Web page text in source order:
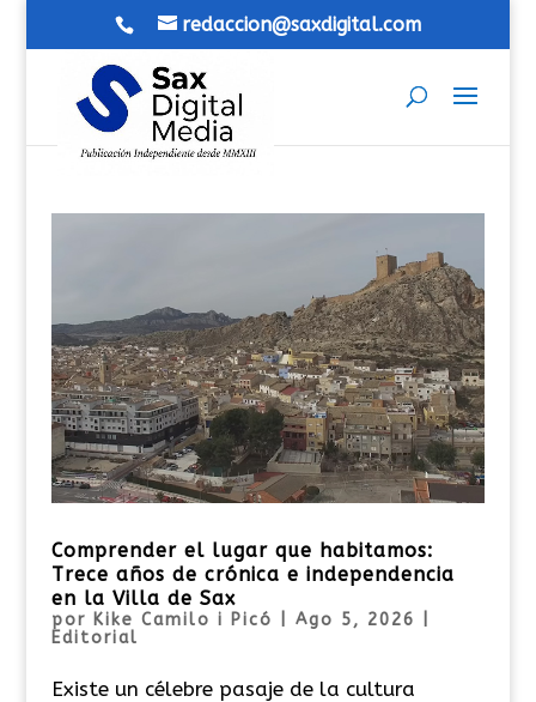
redaccion@saxdigital.com
Comprender el lugar que habitamos:
Trece años de crónica e independencia
en la Villa de Sax
por Kike Camilo i Picó Ago 5, 2026
Editorial
Existe un célebre pasaje de la cultura